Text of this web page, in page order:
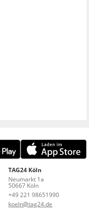
TAG24 Köln
Neumarkt 1a
50667 Köln
+49 221 98651990
koeln@tag24.de